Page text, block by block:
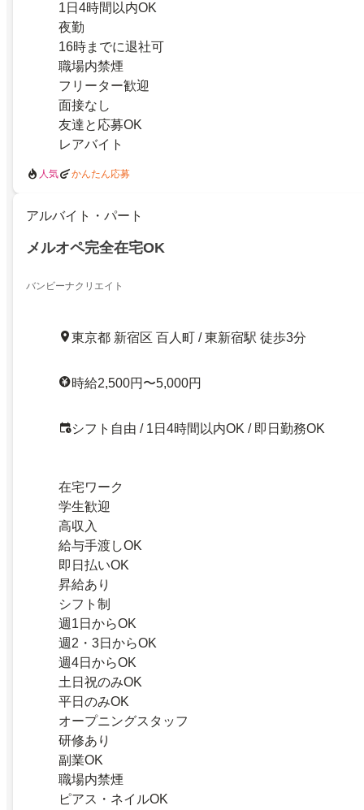
1日4時間以内OK
夜勤
16時までに退社可
職場内禁煙
フリーター歓迎
面接なし
友達と応募OK
レアバイト
人気 かんたん応募
アルバイト・パート
メルオペ完全在宅OK
バンビーナクリエイト
東京都 新宿区 百人町 / 東新宿駅 徒歩3分
時給2,500円〜5,000円
シフト自由 / 1日4時間以内OK / 即日勤務OK
在宅ワーク
学生歓迎
高収入
給与手渡しOK
即日払いOK
昇給あり
シフト制
週1日からOK
週2・3日からOK
週4日からOK
土日祝のみOK
平日のみOK
オープニングスタッフ
研修あり
副業OK
職場内禁煙
ピアス・ネイルOK